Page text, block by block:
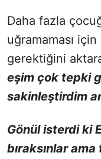
Daha fazla
uğramaması için
gerektiğini
eşim çok tepki
sakinleştirdim
Gönül isterdi ki
bıraksınlar